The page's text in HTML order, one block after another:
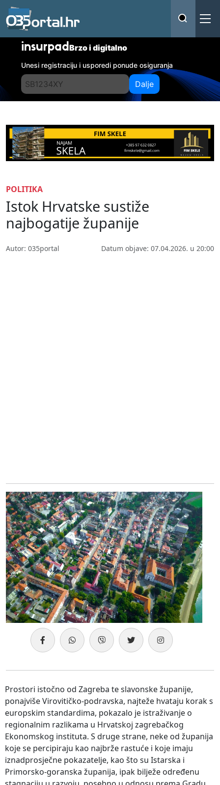
insurpadBrzo i digitalno
Unesi registraciju i usporedi ponude osiguranja
Dalje
POLITIKA
Istok Hrvatske sustiže
najbogatije županije
Autor: 035portal Datum objave: 07.04.2026. u 20:00
Prostori istočno od Zagreba te slavonske županije,
ponajviše Virovitičko-podravska, najteže hvataju korak s
europskim standardima, pokazalo je istraživanje o
regionalnim razlikama u Hrvatskoj zagrebačkog
Ekonomskog instituta. S druge strane, neke od županija
koje se percipiraju kao najbrže rastuće i koje imaju
iznadprosječne pokazatelje, kao što su Istarska i
Primorsko-goranska županija, ipak bilježe određenu